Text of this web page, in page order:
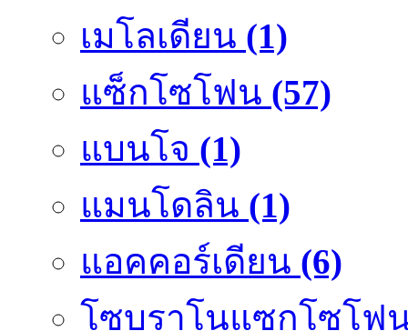
เมโลเดียน (1)
แซ็กโซโฟน (57)
แบนโจ (1)
แมนโดลิน (1)
แอคคอร์เดียน (6)
โซบราโนแซกโซโฟ